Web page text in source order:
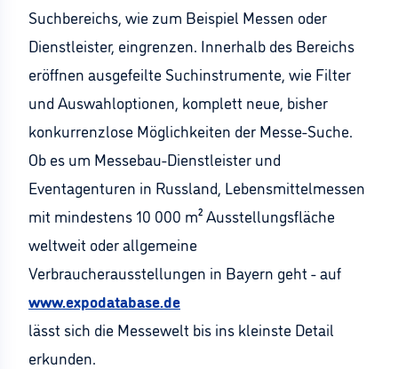
Suchbereichs, wie zum Beispiel Messen oder
Dienstleister, eingrenzen. Innerhalb des Bereichs
eröffnen ausgefeilte Suchinstrumente, wie Filter
und Auswahloptionen, komplett neue, bisher
konkurrenzlose Möglichkeiten der Messe-Suche.
Ob es um Messebau-Dienstleister und
Eventagenturen in Russland, Lebensmittelmessen
mit mindestens 10 000 m² Ausstellungsfläche
weltweit oder allgemeine
Verbraucherausstellungen in Bayern geht - auf
www.expodatabase.de
lässt sich die Messewelt bis ins kleinste Detail
erkunden.